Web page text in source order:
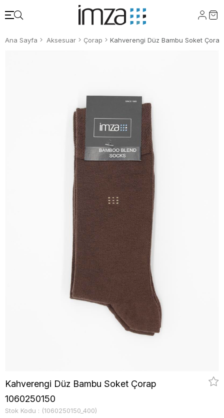
Ana Sayfa Aksesuar Çorap Kahverengi Düz Bambu Soket
Kahverengi Düz Bambu Soket Çorap
1060250150
Stok Kodu (1060250150_400)